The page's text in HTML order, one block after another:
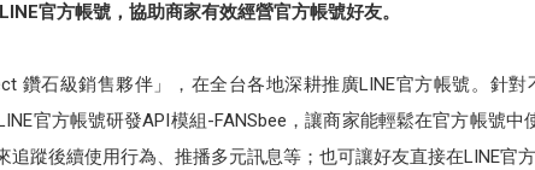
官方帳號，協助商家有效經營官方帳號好友。
鑽石級銷售夥伴」，在全台各地深耕推廣LINE官方帳號。針
官方帳號研發API模組-FANSbee，讓商家能輕鬆在官方帳號
追蹤後續使用行為、推播多元訊息等；也可讓好友直接在LINE官